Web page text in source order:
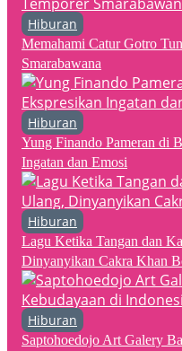
Hiburan
Memahami Catur Gotro
Smarabawana
Hiburan
Yung Finando Pameran di
Ingatan dan Emosi
Hiburan
Lagu Ketika Tangan dan
Dinyanyikan Cakra Khan
Hiburan
Saptohoedojo Art Galery